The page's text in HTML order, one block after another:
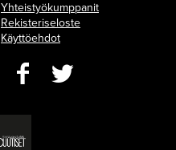
Yhteistyökumppanit
Rekisteriseloste
Käyttöehdot